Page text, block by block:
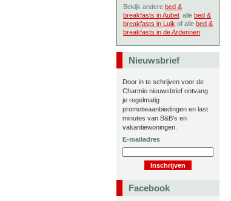
Bekijk andere bed &
breakfasts in Aubel , alle bed &
breakfasts in Luik of alle bed &
breakfasts in de Ardennen
Nieuwsbrief
Door in te schrijven voor de
Charmio nieuwsbrief ontvang
je regelmatig
promotieaanbiedingen en last
minutes van B&B's en
vakantiewoningen.
E-mailadres
Facebook